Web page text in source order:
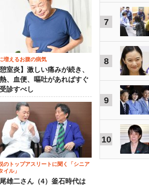
増えるお腹の病気
憩室炎】激しい痛みが続き、
、血便、嘔吐があればすぐ
診すべし
のトップアスリートに聞く「シニア
イル」
雄二さん（4）釜石時代は
7
8
9
10